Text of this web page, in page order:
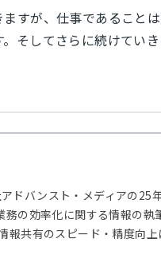
すが、仕事であること
そしてさらに続けてい
ドバンスト・メディアの25
の効率化に関する情報の執
報共有のスピード・精度向